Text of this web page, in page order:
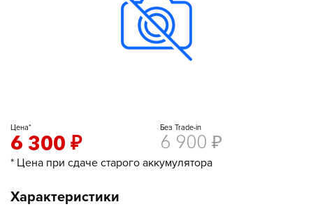
Цена*
6 300 ₽
Без Trade-in
6 900 ₽
* Цена при сдаче старого аккумулятора
Характеристики